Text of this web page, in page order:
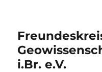
i.Br. e.V.